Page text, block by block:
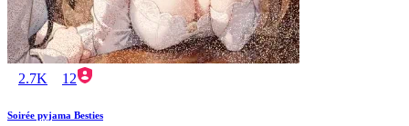
2.7K 12
Soirée pyjama Besties